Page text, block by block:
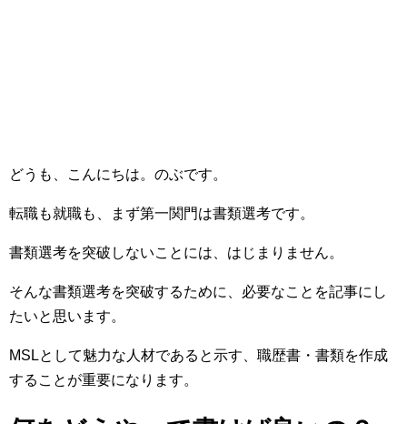
どうも、こんにちは。のぶです。
転職も就職も、まず第一関門は書類選考です。
書類選考を突破しないことには、はじまりません。
そんな書類選考を突破するために、必要なことを記事にし
たいと思います。
MSLとして魅力な人材であると示す、職歴書・書類を作成
することが重要になります。